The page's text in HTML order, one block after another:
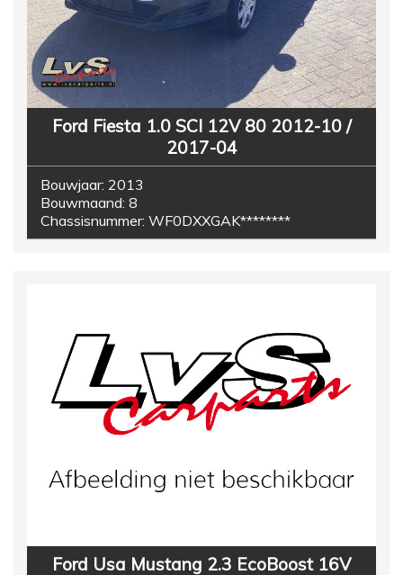
Ford Fiesta 1.0 SCI 12V 80 2012-10 /
2017-04
Bouwjaar: 2013
Bouwmaand: 8
Chassisnummer: WF0DXXGAK********
Ford Usa Mustang 2.3 EcoBoost 16V